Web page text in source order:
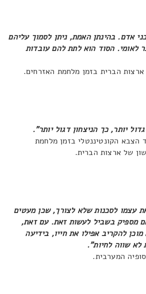
אדם. בהינתן האמת, ניתן לסמוך עליהם
לאומי. הסוד הוא לתת להם עובדות
ארצות הברית בזמן מלחמת האזרחים.
יותר, כך הניצחון דגול יותר".
הצבא הקונטיננטלי בזמן מלחמת
של ארצות הברית.
עצמו לסכנות שלא לצורך, שכן מעטים
מספיק בשביל לעשות זאת. עם זאת,
להקריב אפילו את חייו, בידיעה
לא שווה לחיות".
המערבית.